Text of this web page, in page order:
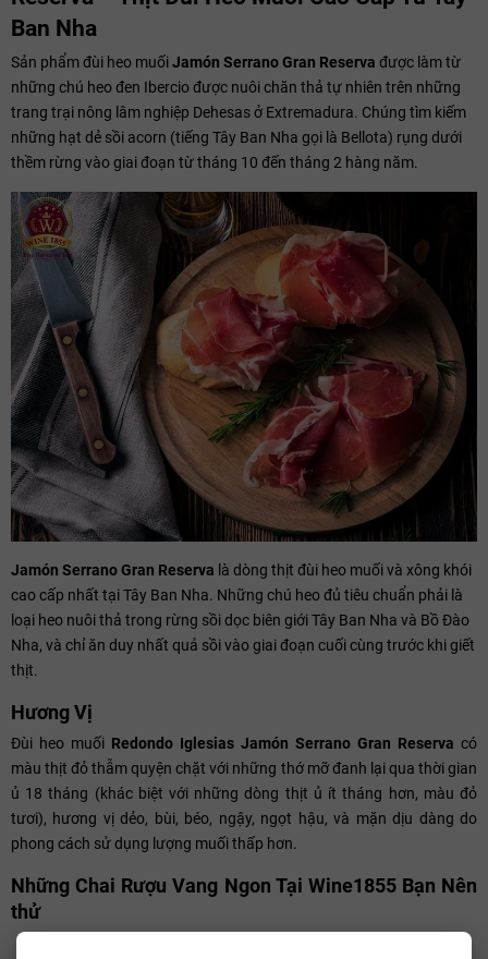
Ban Nha
Sản phẩm đùi heo muốiJamón Serrano Gran Reserva được làm từ
những chú heo đen Ibercio được nuôi chăn thả tự nhiên trên những
trang trại nông lâm nghiệp Dehesas ở Extremadura. Chúng tìm kiếm
những hạt dẻ sồi acorn (tiếng Tây Ban Nha gọi là Bellota) rụng dưới
thềm rừng vào giai đoạn từ tháng 10 đến tháng 2 hàng năm.
Jamón Serrano Gran Reserva là dòng thịt đùi heo muối và xông khói
cao cấp nhất tại Tây Ban Nha. Những chú heo đủ tiêu chuẩn phải là
loại heo nuôi thả trong rừng sồi dọc biên giới Tây Ban Nha và Bồ Đào
Nha, và chỉ ăn duy nhất quả sồi vào giai đoạn cuối cùng trước khi giết
thịt.
Hương Vị
Đùi heo muối Redondo Iglesias Jamón Serrano Gran Reserva có
màu thịt đỏ thẫm quyện chặt với những thớ mỡ đanh lại qua thời gian
ủ 18 tháng (khác biệt với những dòng thịt ủ ít tháng hơn, màu đỏ
tươi), hương vị dẻo, bùi, béo, ngậy, ngọt hậu, và mặn dịu dàng do
phong cách sử dụng lượng muối thấp hơn.
Những Chai Rượu Vang Ngon Tại Wine1855 Bạn Nên
thử